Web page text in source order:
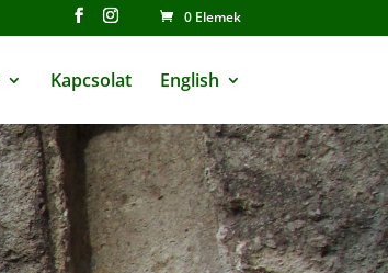
0 Elemek
Kapcsolat English